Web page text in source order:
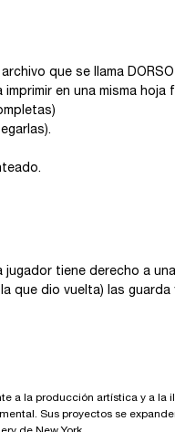
que se llama DORSO
en una misma
tiene derecho a
que dio vuelta) las
la producción artística y a la
Sus proyectos se